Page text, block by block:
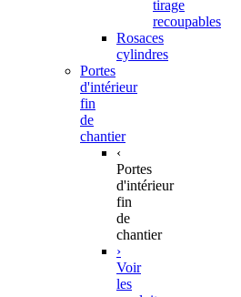
tirage
recoupables
Rosaces
cylindres
Portes
d'intérieur
fin
de
chantier
‹
Portes
d'intérieur
fin
de
chantier
›
Voir
les